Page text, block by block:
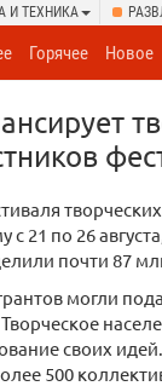
И ТЕХНИКА
Горячее Новое
21 по 26
почти 87
могли
своих
500